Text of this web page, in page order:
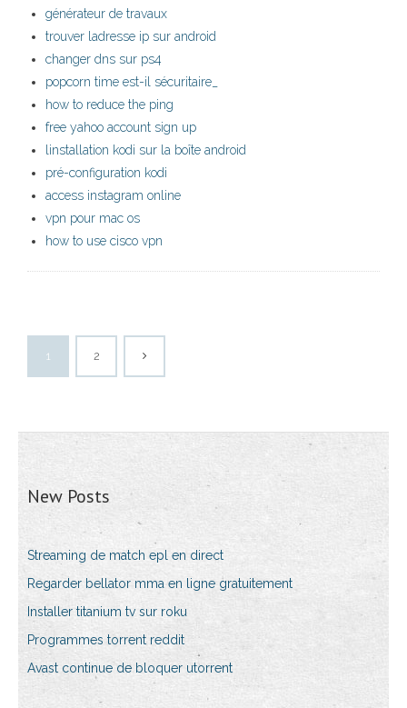
générateur de travaux
trouver ladresse ip sur android
changer dns sur ps4
popcorn time est-il sécuritaire_
how to reduce the ping
free yahoo account sign up
linstallation kodi sur la boîte android
pré-configuration kodi
access instagram online
vpn pour mac os
how to use cisco vpn
1 2
New Posts
Streaming de match epl en direct
Regarder bellator mma en ligne gratuitement
Installer titanium tv sur roku
Programmes torrent reddit
Avast continue de bloquer utorrent